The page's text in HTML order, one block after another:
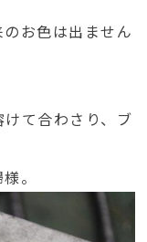
お色は出ません
て合わさり、ブ
。